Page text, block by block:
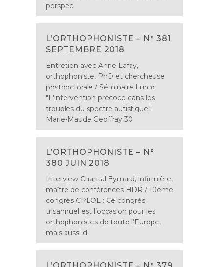
perspec
L’ORTHOPHONISTE – N° 381
SEPTEMBRE 2018
Entretien avec Anne Lafay,
orthophoniste, PhD et chercheuse
postdoctorale / Séminaire Lurco
"L'intervention précoce dans les
troubles du spectre autistique"
Marie-Maude Geoffray 30
L’ORTHOPHONISTE – N°
380 JUIN 2018
Interview Chantal Eymard, infirmière,
maître de conférences HDR / 10ème
congrès CPLOL : Ce congrès
trisannuel est l’occasion pour les
orthophonistes de toute l’Europe,
mais aussi d